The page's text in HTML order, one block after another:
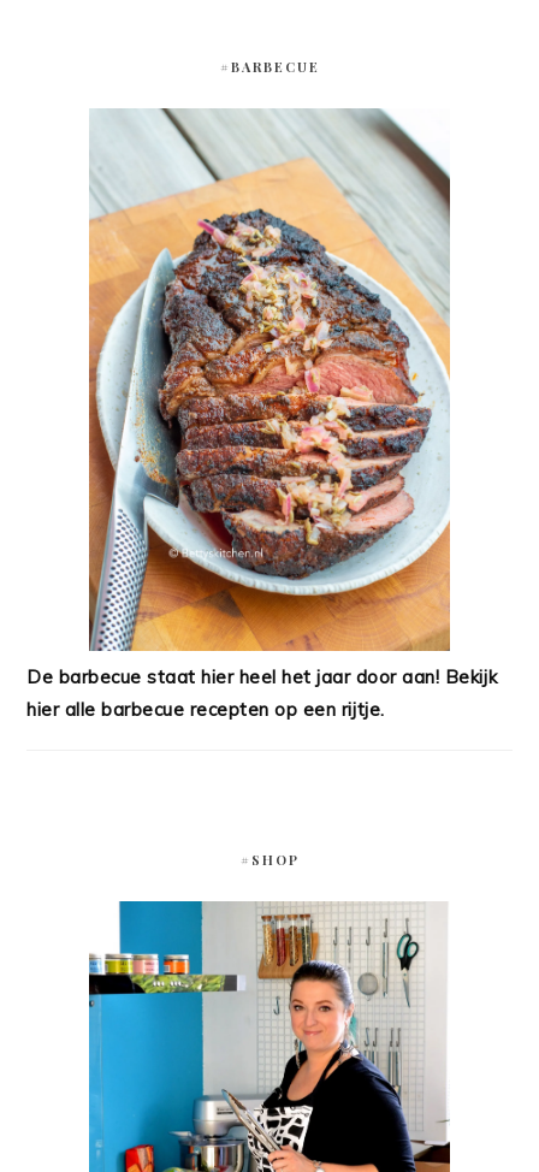
#BARBECUE
De barbecue staat hier heel het jaar door aan! Bekijk
hier alle barbecue recepten op een rijtje.
#SHOP